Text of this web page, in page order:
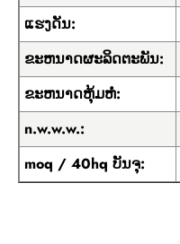
ແຮງດັນ:
ຂະຫນາດຜະລິດຕະພັນ:
ຂະຫນາດຫຸ້ມຫໍ່:
n.w.w.w.:
moq / 40hq ບັນຈຸ: